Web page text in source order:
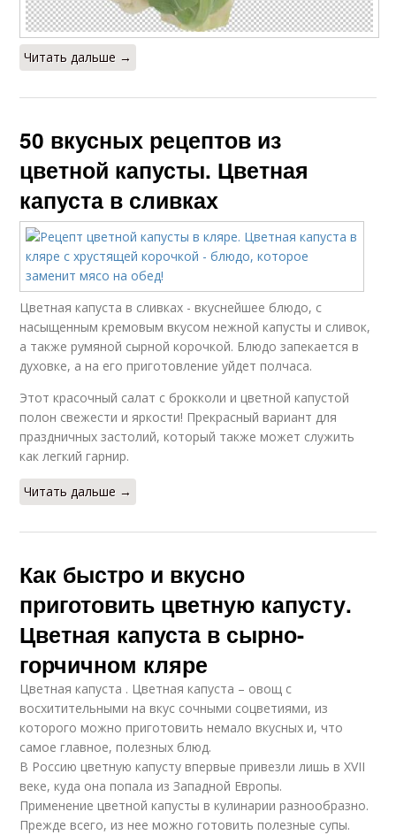
Читать дальше →
50 вкусных рецептов из
цветной капусты. Цветная
капуста в сливках
Цветная капуста в сливках - вкуснейшее блюдо, с
насыщенным кремовым вкусом нежной капусты и сливок,
а также румяной сырной корочкой. Блюдо запекается в
духовке, а на его приготовление уйдет полчаса.
Этот красочный салат с брокколи и цветной капустой
полон свежести и яркости! Прекрасный вариант для
праздничных застолий, который также может служить
как легкий гарнир.
Читать дальше →
Как быстро и вкусно
приготовить цветную капусту.
Цветная капуста в сырно-
горчичном кляре
Цветная капуста . Цветная капуста – овощ с
восхитительными на вкус сочными соцветиями, из
которого можно приготовить немало вкусных и, что
самое главное, полезных блюд.
В Россию цветную капусту впервые привезли лишь в XVII
веке, куда она попала из Западной Европы.
Применение цветной капусты в кулинарии разнообразно.
Прежде всего, из нее можно готовить полезные супы.